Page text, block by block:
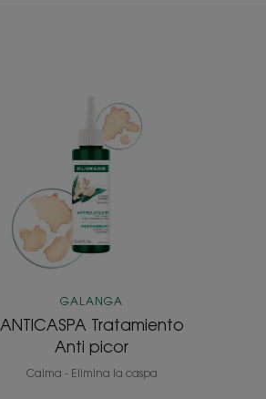
Tratamiento
Anti
picor
GALANGA
ANTICASPA Tratamiento
Anti picor
Calma - Elimina la caspa